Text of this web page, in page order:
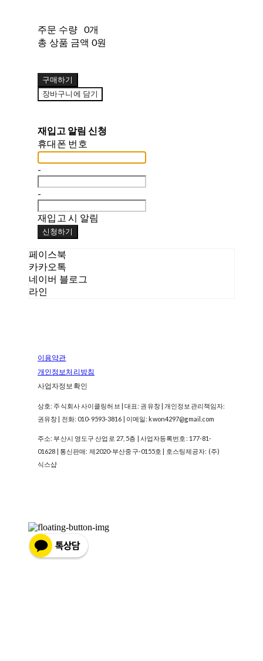
주문 수량 0개
총 상품 금액 0원
구매하기
장바구니에 담기
재입고 알림 신청
휴대폰 번호
-
-
재입고 시 알림
신청하기
페이스북
카카오톡
네이버 블로그
라인
이용약관
개인정보처리방침
사업자정보확인
상호: 주식회사 사이클링허브 | 대표: 권유창 | 개인정보관리책임자:
권유창 | 전화: 010-9593-3816 | 이메일: kwon4297@gmail.com
주소: 부산시 영도구 산업로 27, 5층 | 사업자등록번호: 177-81-
01628 | 통신판매: 제2020-부산중구-0155호 | 호스팅제공자: (주)
식스샵